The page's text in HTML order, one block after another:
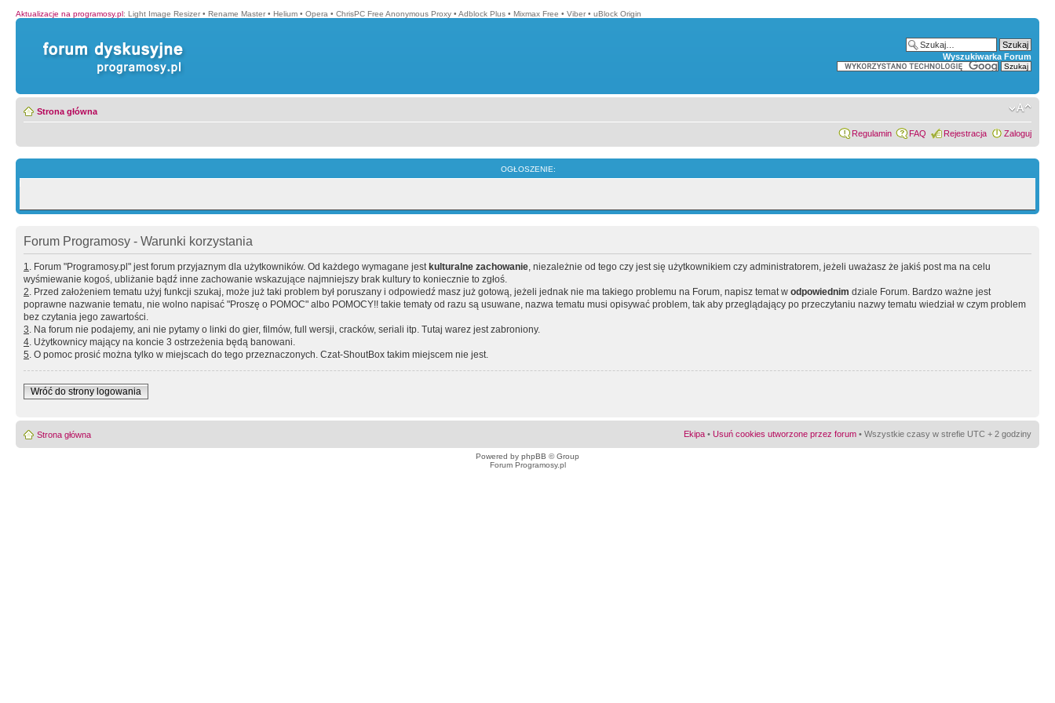
Aktualizacje na programosy.pl: Light Image Resizer • Rename Master • Helium • Opera • ChrisPC Free Anonymous Proxy • Adblock Plus • Mixmax Free • Viber • uBlock Origin
Wyszukiwarka Forum
Strona główna
Regulamin FAQ Rejestracja Zaloguj
OGŁOSZENIE:
Forum Programosy - Warunki korzystania
1. Forum "Programosy.pl" jest forum przyjaznym dla użytkowników. Od każdego wymagane jest kulturalne zachowanie, niezależnie od tego czy jest się użytkownikiem czy administratorem, jeżeli uważasz że jakiś post ma na celu
wyśmiewanie kogoś, ubliżanie bądź inne zachowanie wskazujące najmniejszy brak kultury to koniecznie to zgłoś.
2. Przed założeniem tematu użyj funkcji szukaj, może już taki problem był poruszany i odpowiedź masz już gotową, jeżeli jednak nie ma takiego problemu na Forum, napisz temat w odpowiednim dziale Forum. Bardzo ważne jest
poprawne nazwanie tematu, nie wolno napisać "Proszę o POMOC" albo POMOCY!! takie tematy od razu są usuwane, nazwa tematu musi opisywać problem, tak aby przeglądający po przeczytaniu nazwy tematu wiedział w czym problem
bez czytania jego zawartości.
3. Na forum nie podajemy, ani nie pytamy o linki do gier, filmów, full wersji, cracków, seriali itp. Tutaj warez jest zabroniony.
4. Użytkownicy mający na koncie 3 ostrzeżenia będą banowani.
5. O pomoc prosić można tylko w miejscach do tego przeznaczonych. Czat-ShoutBox takim miejscem nie jest.
Wróć do strony logowania
Strona główna Ekipa • Usuń cookies utworzone przez forum • Wszystkie czasy w strefie UTC + 2 godziny
Powered by phpBB © Group
Forum Programosy.pl